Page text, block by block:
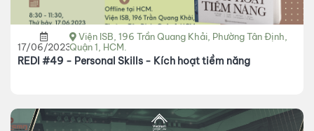
17/06/2023
Viện ISB, 196 Trần Quang Khải, Phường Tân Định,
Quận 1, HCM.
REDI #49 - Personal Skills - Kích hoạt tiềm năng